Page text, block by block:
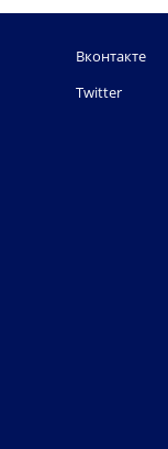
Вконтакте
Twitter